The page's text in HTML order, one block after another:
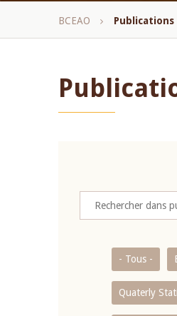
Fil
BCEAO Publications
- Tous -
Quaterly